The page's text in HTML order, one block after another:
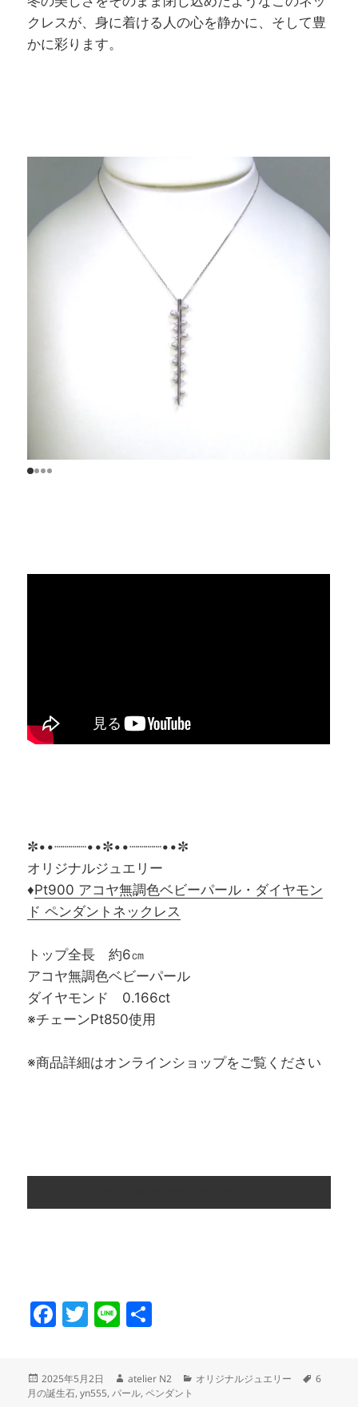
クレスが、身に着ける人の心を静かに、そして豊
かに彩ります。
✼••┈┈┈┈••✼••┈┈┈┈••✼
オリジナルジュエリー
♦Pt900 アコヤ無調色ベビーパール・ダイヤモン
ド ペンダントネックレス
トップ全長 約6㎝
アコヤ無調色ベビーパール
ダイヤモンド 0.166ct
※チェーンPt850使用
※商品詳細はオンラインショップをご覧ください
F
e
T
er
Li
投
稿
2025年5月2日
作
成
atelier N2
カ
オリジナルジュエリー
タ
6
月の誕生石,yn555,パール,ペンダント